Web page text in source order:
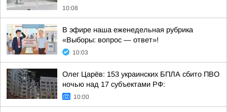
10:08
В эфире наша еженедельная рубрика
«Выборы: вопрос — ответ»!
10:03
Олег Царёв: 153 украинских БПЛА сбито ПВО
ночью над 17 субъектами РФ:
10:00